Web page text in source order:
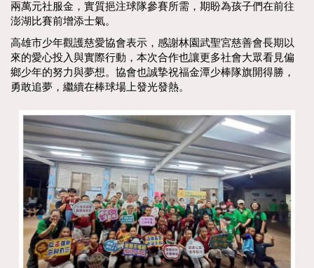
兩萬元社服金，實質挹注球隊參賽所需，期盼為孩子們在前往
澎湖比賽前增添士氣。
高雄市少年觀護慈愛協會表示，感謝林園武聖宮慈善會長期以
來的愛心投入與實際行動，本次合作也讓更多社會大眾看見偏
鄉少年的努力與夢想。協會也誠摯祝福金潭少棒隊旗開得勝，
勇敢追夢，繼續在棒球場上發光發熱。